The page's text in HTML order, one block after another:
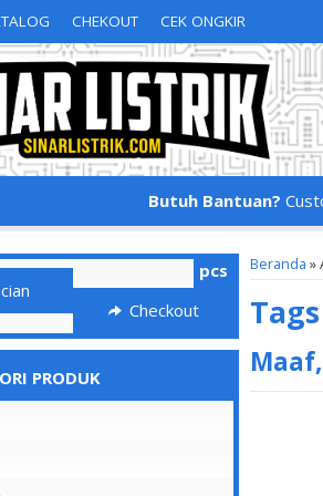
CHEKOUT CEK ONGKIR
Butuh Bantuan?
Beranda »
Tags
pcs
Checkout
PRODUK